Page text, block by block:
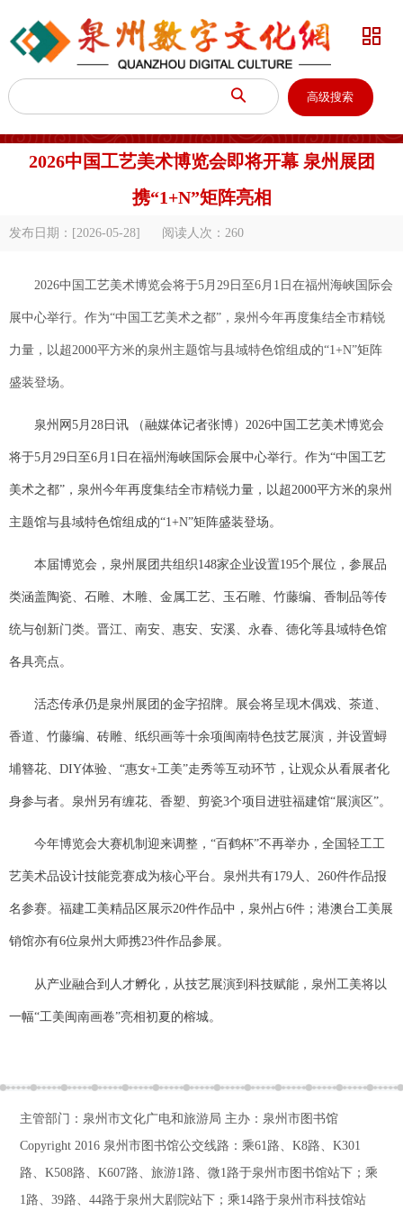
 高级搜索

2026中国工艺美术博览会即将开幕 泉州展团
携“1+N”矩阵亮相
发布日期：[2026-05-28] 阅读人次： 260
2026中国工艺美术博览会将于5月29日至6月1日在福州海峡国际会
展中心举行。作为“中国工艺美术之都”，泉州今年再度集结全市精锐
力量，以超2000平方米的泉州主题馆与县域特色馆组成的“1+N”矩阵
盛装登场。
泉州网5月28日讯 （融媒体记者张博）2026中国工艺美术博览会
将于5月29日至6月1日在福州海峡国际会展中心举行。作为“中国工艺
美术之都”，泉州今年再度集结全市精锐力量，以超2000平方米的泉州
主题馆与县域特色馆组成的“1+N”矩阵盛装登场。
本届博览会，泉州展团共组织148家企业设置195个展位，参展品
类涵盖陶瓷、石雕、木雕、金属工艺、玉石雕、竹藤编、香制品等传
统与创新门类。晋江、南安、惠安、安溪、永春、德化等县域特色馆
各具亮点。
活态传承仍是泉州展团的金字招牌。展会将呈现木偶戏、茶道、
香道、竹藤编、砖雕、纸织画等十余项闽南特色技艺展演，并设置蟳
埔簪花、DIY体验、“惠女+工美”走秀等互动环节，让观众从看展者化
身参与者。泉州另有缠花、香塑、剪瓷3个项目进驻福建馆“展演区”。
今年博览会大赛机制迎来调整，“百鹤杯”不再举办，全国轻工工
艺美术品设计技能竞赛成为核心平台。泉州共有179人、260件作品报
名参赛。福建工美精品区展示20件作品中，泉州占6件；港澳台工美展
销馆亦有6位泉州大师携23件作品参展。
从产业融合到人才孵化，从技艺展演到科技赋能，泉州工美将以
一幅“工美闽南画卷”亮相初夏的榕城。
主管部门：泉州市文化广电和旅游局 主办：泉州市图书馆
Copyright 2016 泉州市图书馆公交线路：乘61路、K8路、K301
路、K508路、K607路、旅游1路、微1路于泉州市图书馆站下；乘
1路、39路、44路于泉州大剧院站下；乘14路于泉州市科技馆站